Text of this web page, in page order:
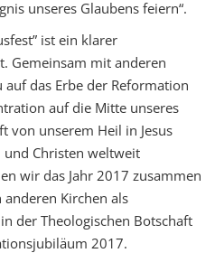
unseres Glaubens feiern“.
ist ein klarer
Gemeinsam mit anderen
auf das Erbe der Reformation
auf die Mitte unseres
von unserem Heil in Jesus
und Christen weltweit
wir das Jahr 2017 zusammen
Kirchen als
der Theologischen Botschaft
2017.